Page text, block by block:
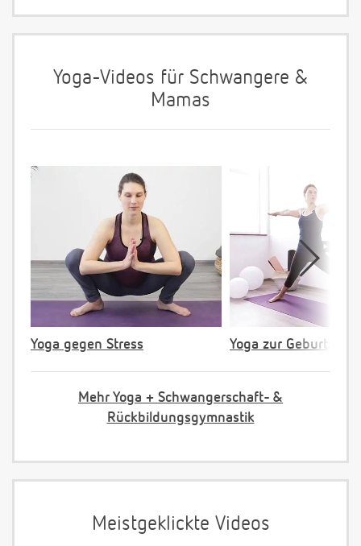
Yoga-Videos für Schwangere &
Mamas
Yoga gegen Stress Yoga zur
Mehr Yoga + Schwangerschaft- &
Rückbildungsgymnastik
Meistgeklickte Videos